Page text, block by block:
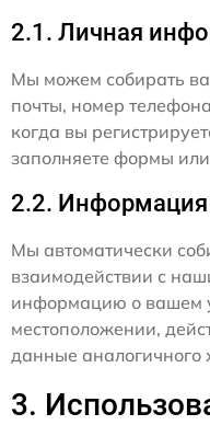
2.1. Личная
Мы можем собирать
почты, номер
когда вы
заполняете формы
2.2.
Мы автоматически
взаимодействии с
информацию о вашем
местоположении,
данные аналогичного
3.